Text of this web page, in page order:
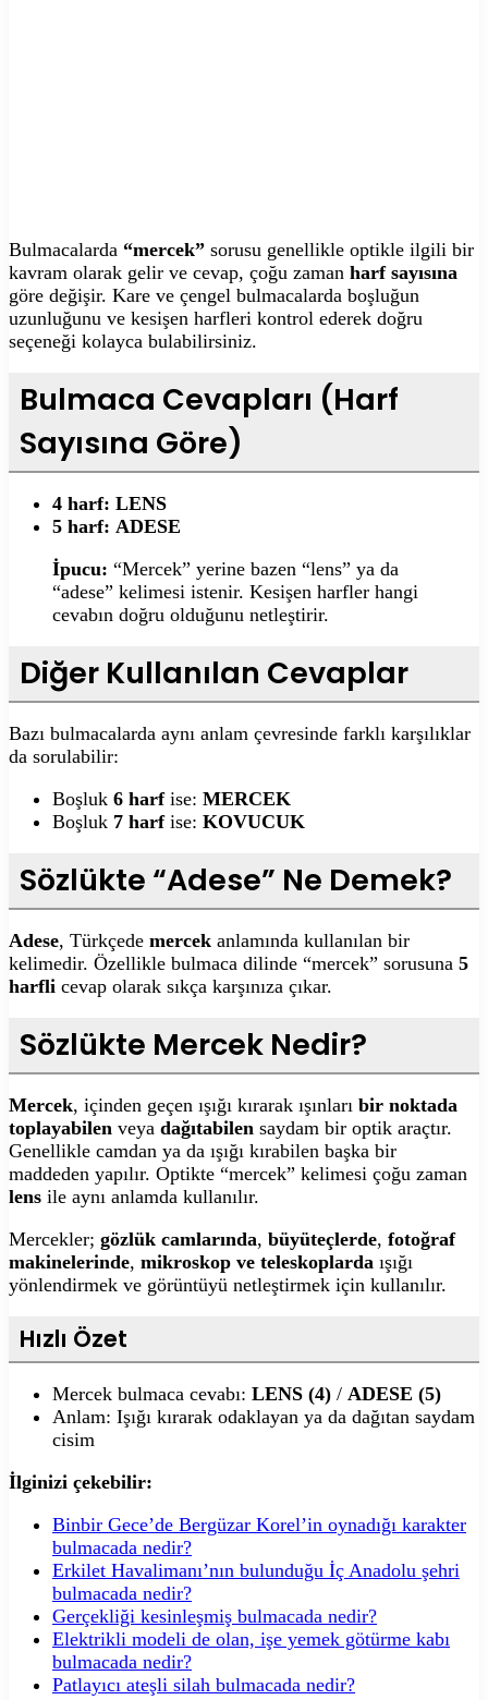
Bulmacalarda “mercek” sorusu genellikle optikle ilgili bir
kavram olarak gelir ve cevap, çoğu zaman harf sayısına
göre değişir. Kare ve çengel bulmacalarda boşluğun
uzunluğunu ve kesişen harfleri kontrol ederek doğru
seçeneği kolayca bulabilirsiniz.
Bulmaca Cevapları (Harf
Sayısına Göre)
4 harf: LENS
5 harf: ADESE
İpucu: “Mercek” yerine bazen “lens” ya da
“adese” kelimesi istenir. Kesişen harfler hangi
cevabın doğru olduğunu netleştirir.
Diğer Kullanılan Cevaplar
Bazı bulmacalarda aynı anlam çevresinde farklı karşılıklar
da sorulabilir:
Boşluk 6 harfise: MERCEK
Boşluk 7 harfise: KOVUCUK
Sözlükte “Adese” Ne Demek?
Adese, Türkçede mercek anlamında kullanılan bir
kelimedir. Özellikle bulmaca dilinde “mercek” sorusuna 5
harfli cevap olarak sıkça karşınıza çıkar.
Sözlükte Mercek Nedir?
Mercek, içinden geçen ışığı kırarak ışınları bir noktada
toplayabilen veya dağıtabilen saydam bir optik araçtır.
Genellikle camdan ya da ışığı kırabilen başka bir
maddeden yapılır. Optikte “mercek” kelimesi çoğu zaman
lens ile aynı anlamda kullanılır.
Mercekler; gözlük camlarında, büyüteçlerde, fotoğraf
makinelerinde, mikroskop ve teleskoplarda ışığı
yönlendirmek ve görüntüyü netleştirmek için kullanılır.
Hızlı Özet
Mercek bulmaca cevabı: LENS (4) / ADESE (5)
Anlam: Işığı kırarak odaklayan ya da dağıtan saydam
cisim
İlginizi çekebilir:
Binbir Gece’de Bergüzar Korel’in oynadığı karakter
bulmacada nedir?
Erkilet Havalimanı’nın bulunduğu İç Anadolu şehri
bulmacada nedir?
Gerçekliği kesinleşmiş bulmacada nedir?
Elektrikli modeli de olan, işe yemek götürme kabı
bulmacada nedir?
Patlayıcı ateşli silah bulmacada nedir?